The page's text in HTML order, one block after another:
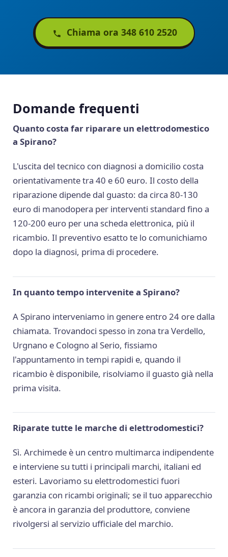
Chiama ora 348 610 2520
Domande frequenti
Quanto costa far riparare un elettrodomestico
a Spirano?
L'uscita del tecnico con diagnosi a domicilio costa
orientativamente tra 40 e 60 euro. Il costo della
riparazione dipende dal guasto: da circa 80-130
euro di manodopera per interventi standard fino a
120-200 euro per una scheda elettronica, più il
ricambio. Il preventivo esatto te lo comunichiamo
dopo la diagnosi, prima di procedere.
In quanto tempo intervenite a Spirano?
A Spirano interveniamo in genere entro 24 ore dalla
chiamata. Trovandoci spesso in zona tra Verdello,
Urgnano e Cologno al Serio, fissiamo
l'appuntamento in tempi rapidi e, quando il
ricambio è disponibile, risolviamo il guasto già nella
prima visita.
Riparate tutte le marche di elettrodomestici?
Sì. Archimede è un centro multimarca indipendente
e interviene su tutti i principali marchi, italiani ed
esteri. Lavoriamo su elettrodomestici fuori
garanzia con ricambi originali; se il tuo apparecchio
è ancora in garanzia del produttore, conviene
rivolgersi al servizio ufficiale del marchio.